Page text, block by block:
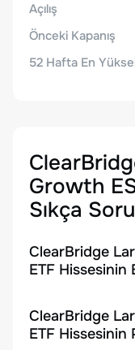
Açılış
Önceki Kapanış
52 Hafta En
Growth
Sıkça
ClearBridge
ETF Hissesinin
ClearBridge
ETF Hissesinin